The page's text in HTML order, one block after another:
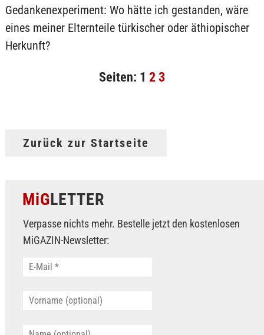
Gedankenexperiment: Wo hätte ich gestanden, wäre
eines meiner Elternteile türkischer oder äthiopischer
Herkunft?
Seiten: 1 2 3
Zurück zur Startseite
MiGLETTER
Verpasse nichts mehr. Bestelle jetzt den kostenlosen
MiGAZIN-Newsletter: